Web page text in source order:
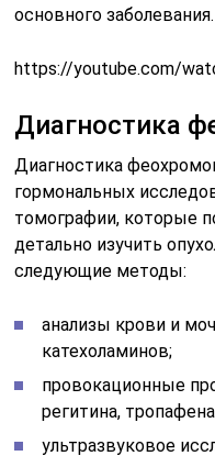
основного заболевания.
https://youtube.com/
Диагностика
Диагностика
гормональных
томографии, которые
детально изучить
следующие методы:
анализы крови и
катехоламинов;
провокационные
регитина,
ультразвуковое